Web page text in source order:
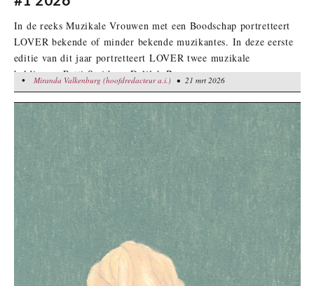
In de reeks Muzikale Vrouwen met een Boodschap portretteert
LOVER bekende of minder bekende muzikantes. In deze eerste
editie van dit jaar portretteert LOVER twee muzikale
heldinnen: Patti Smith en Delilah Bon.
Miranda Valkenburg (hoofdredacteur a.i.)• 21 mrt 2026
•Miranda Valkenburg (hoofdredacteur a.i.) • 21 mrt 2026